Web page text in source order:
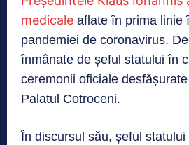
medicale aflate în prima linie
pandemiei de coronavirus.
înmânate de șeful statului în
ceremonii oficiale
Palatul Cotroceni.
În discursul său, șeful